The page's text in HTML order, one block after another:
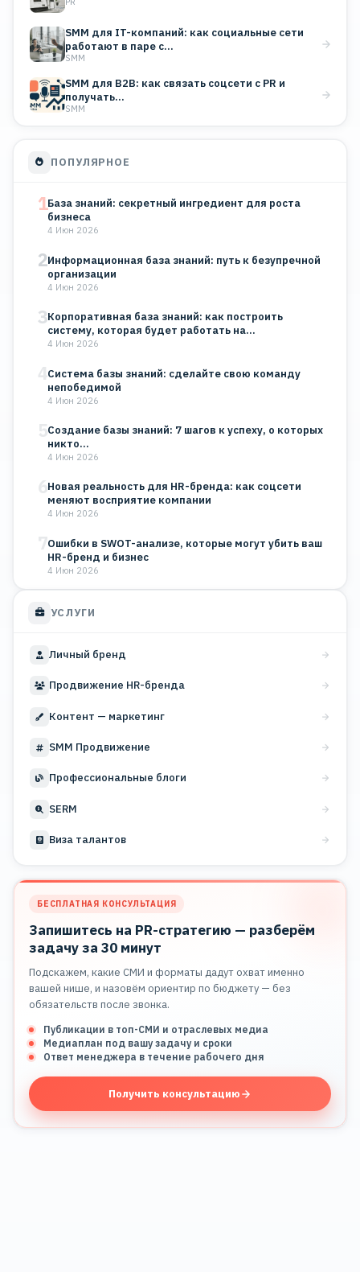
SMM для IT-компаний: как социальные сети
работают в паре с…
SMM
SMM для B2B: как связать соцсети с PR и
получать…
SMM
ПОПУЛЯРНОЕ
1База знаний: секретный ингредиент для роста
бизнеса
4 Июн 2026
2Информационная база знаний: путь к безупречной
организации
4 Июн 2026
3Корпоративная база знаний: как построить
систему, которая будет работать на…
4 Июн 2026
4Система базы знаний: сделайте свою команду
непобедимой
4 Июн 2026
5Создание базы знаний: 7 шагов к успеху, о которых
никто…
4 Июн 2026
6Новая реальность для HR-бренда: как соцсети
меняют восприятие компании
4 Июн 2026
7Ошибки в SWOT-анализе, которые могут убить ваш
HR-бренд и бизнес
4 Июн 2026
УСЛУГИ
Личный бренд
Продвижение HR-бренда
Контент — маркетинг
SMM Продвижение
Профессиональные блоги
SERM
Виза талантов
БЕСПЛАТНАЯ КОНСУЛЬТАЦИЯ
Запишитесь на PR-стратегию — разберём
задачу за 30 минут
Подскажем, какие СМИ и форматы дадут охват именно
вашей нише, и назовём ориентир по бюджету — без
обязательств после звонка.
Публикации в топ-СМИ и отраслевых медиа
Медиаплан под вашу задачу и сроки
Ответ менеджера в течение рабочего дня
Получить консультацию